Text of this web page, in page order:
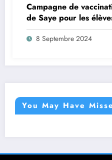
Campagne de
de Saye pour les
inscription en ligne
2024
8 Septembre 2024
You May Have